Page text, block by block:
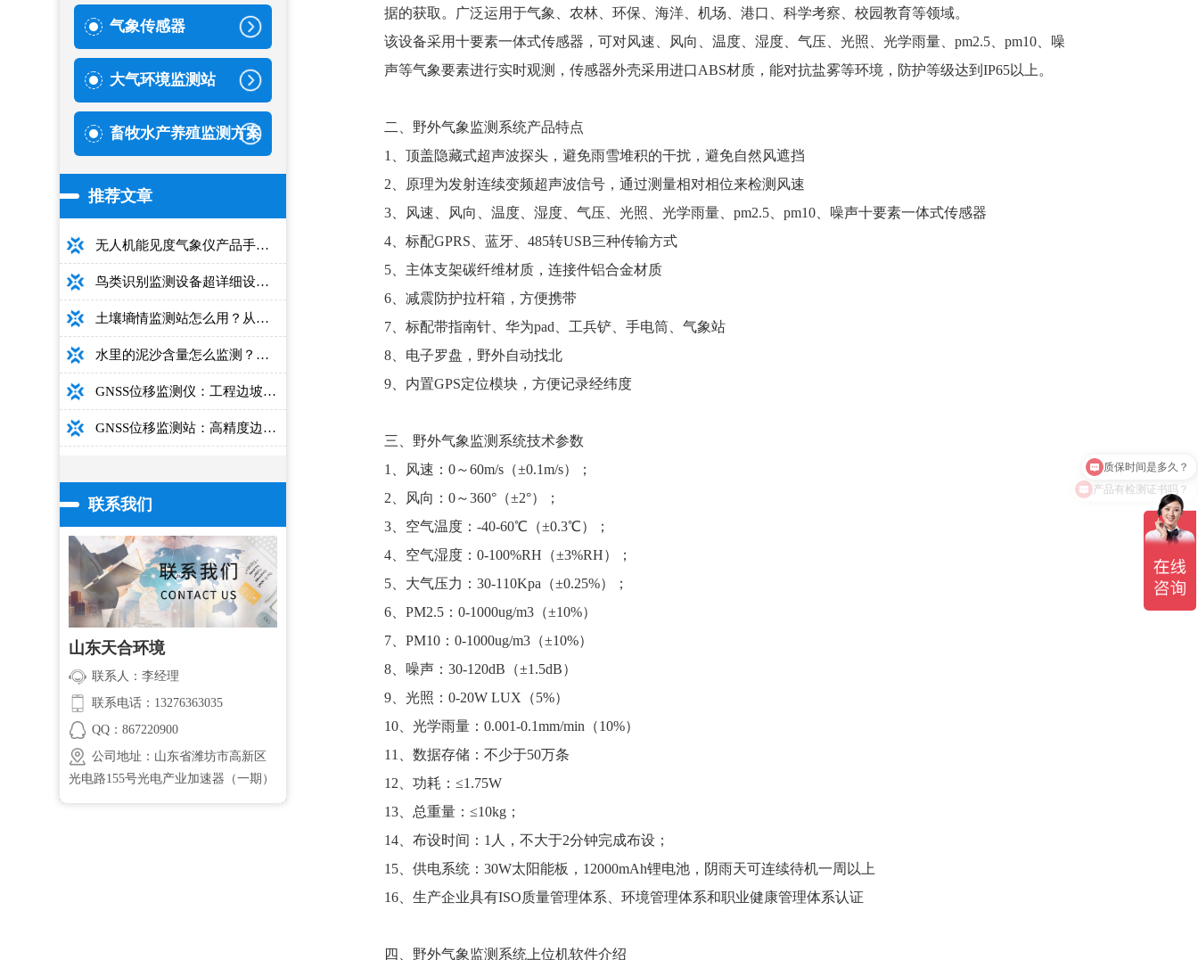
气象传感器
大气环境监测站
畜牧水产养殖监测方案
推荐文章
无人机能见度气象仪产品手册：型号推荐+详细性能参数+对比表+选购指南
鸟类识别监测设备超详细设备选型指南
土壤墒情监测站怎么用？从安装到数据解读的完整操作手册
水里的泥沙含量怎么监测？用这款光电测沙仪超方便！
GNSS位移监测仪：工程边坡毫米级高精度安全监测设备
GNSS位移监测站：高精度边坡大坝桥梁安全监测设备介绍
联系我们
山东天合环境
联系人：李经理
联系电话：13276363035
QQ：867220900
公司地址：山东省潍坊市高新区
光电路155号光电产业加速器（一期）
据的获取。广泛运用于气象、农林、环保、海洋、机场、港口、科学考察、校园教育等领域。
该设备采用十要素一体式传感器，可对风速、风向、温度、湿度、气压、光照、光学雨量、pm2.5、pm10、噪
声等气象要素进行实时观测，传感器外壳采用进口ABS材质，能对抗盐雾等环境，防护等级达到IP65以上。
二、野外气象监测系统产品特点
1、顶盖隐藏式超声波探头，避免雨雪堆积的干扰，避免自然风遮挡
2、原理为发射连续变频超声波信号，通过测量相对相位来检测风速
3、风速、风向、温度、湿度、气压、光照、光学雨量、pm2.5、pm10、噪声十要素一体式传感器
4、标配GPRS、蓝牙、485转USB三种传输方式
5、主体支架碳纤维材质，连接件铝合金材质
6、减震防护拉杆箱，方便携带
7、标配带指南针、华为pad、工兵铲、手电筒、气象站
8、电子罗盘，野外自动找北
9、内置GPS定位模块，方便记录经纬度
三、野外气象监测系统技术参数
1、风速：0～60m/s（±0.1m/s）；
2、风向：0～360°（±2°）；
3、空气温度：-40-60℃（±0.3℃）；
4、空气湿度：0-100%RH（±3%RH）；
5、大气压力：30-110Kpa（±0.25%）；
6、PM2.5：0-1000ug/m3（±10%）
7、PM10：0-1000ug/m3（±10%）
8、噪声：30-120dB（±1.5dB）
9、光照：0-20W LUX（5%）
10、光学雨量：0.001-0.1mm/min（10%）
11、数据存储：不少于50万条
12、功耗：≤1.75W
13、总重量：≤10kg；
14、布设时间：1人，不大于2分钟完成布设；
15、供电系统：30W太阳能板，12000mAh锂电池，阴雨天可连续待机一周以上
16、生产企业具有ISO质量管理体系、环境管理体系和职业健康管理体系认证
四、野外气象监测系统上位机软件介绍
产品有检测证书吗？